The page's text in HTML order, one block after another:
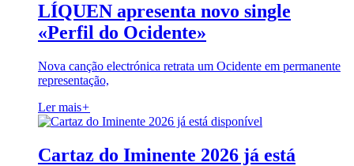
LÍQUEN apresenta novo single
«Perfil do Ocidente»
Nova canção electrónica retrata um Ocidente em permanente
representação,
Ler mais+
Cartaz do Iminente 2026 já está